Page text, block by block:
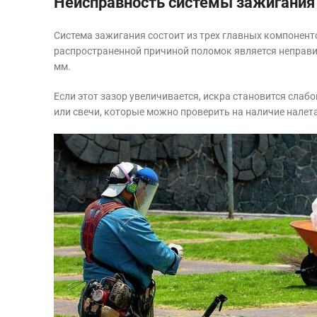
Система зажигания состоит из трех главных
распространенной причиной поломок является
мм.
Если этот зазор увеличивается, искра становится
или свечи, которые можно проверить на наличие